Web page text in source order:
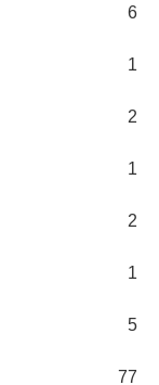
6
1
2
1
2
1
5
77